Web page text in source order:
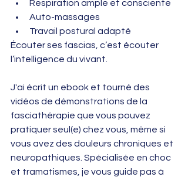
Respiration ample et consciente
Auto-massages
Travail postural adapté
Écouter ses fascias, c’est écouter
l’intelligence du vivant.
J'ai écrit un ebook et tourné des
vidéos de démonstrations de la
fasciathérapie que vous pouvez
pratiquer seul(e) chez vous, même si
vous avez des douleurs chroniques et
neuropathiques. Spécialisée en choc
et tramatismes, je vous guide pas à